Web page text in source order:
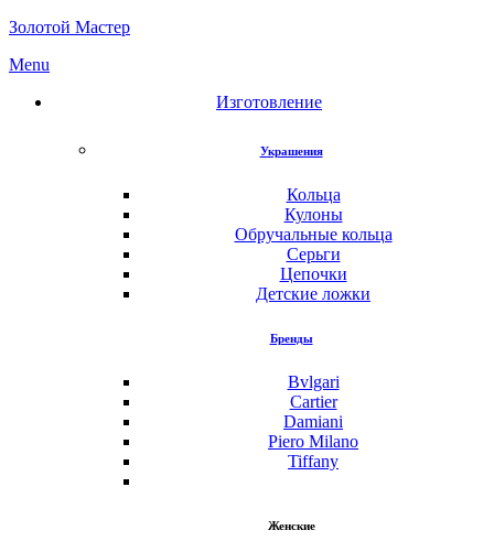
Золотой Мастер
Menu
Изготовление
Украшения
Кольца
Кулоны
Обручальные кольца
Серьги
Цепочки
Детские ложки
Бренды
Bvlgari
Cartier
Damiani
Piero Milano
Tiffany
Женские